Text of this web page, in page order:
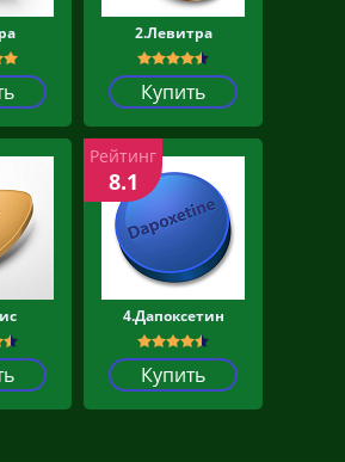
2.Левитра
Купить
4.Дапоксетин
Купить
Рейтинг
8.1